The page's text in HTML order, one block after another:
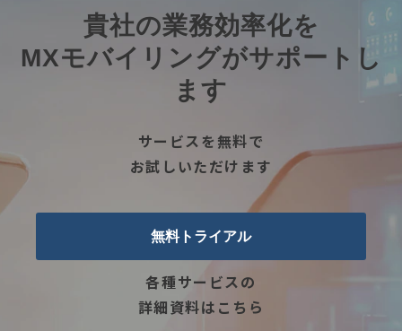
貴社の業務効率化を
MXモバイリングがサポートし
ます
サービスを無料で
お試しいただけます
無料トライアル
各種サービスの
詳細資料はこちら